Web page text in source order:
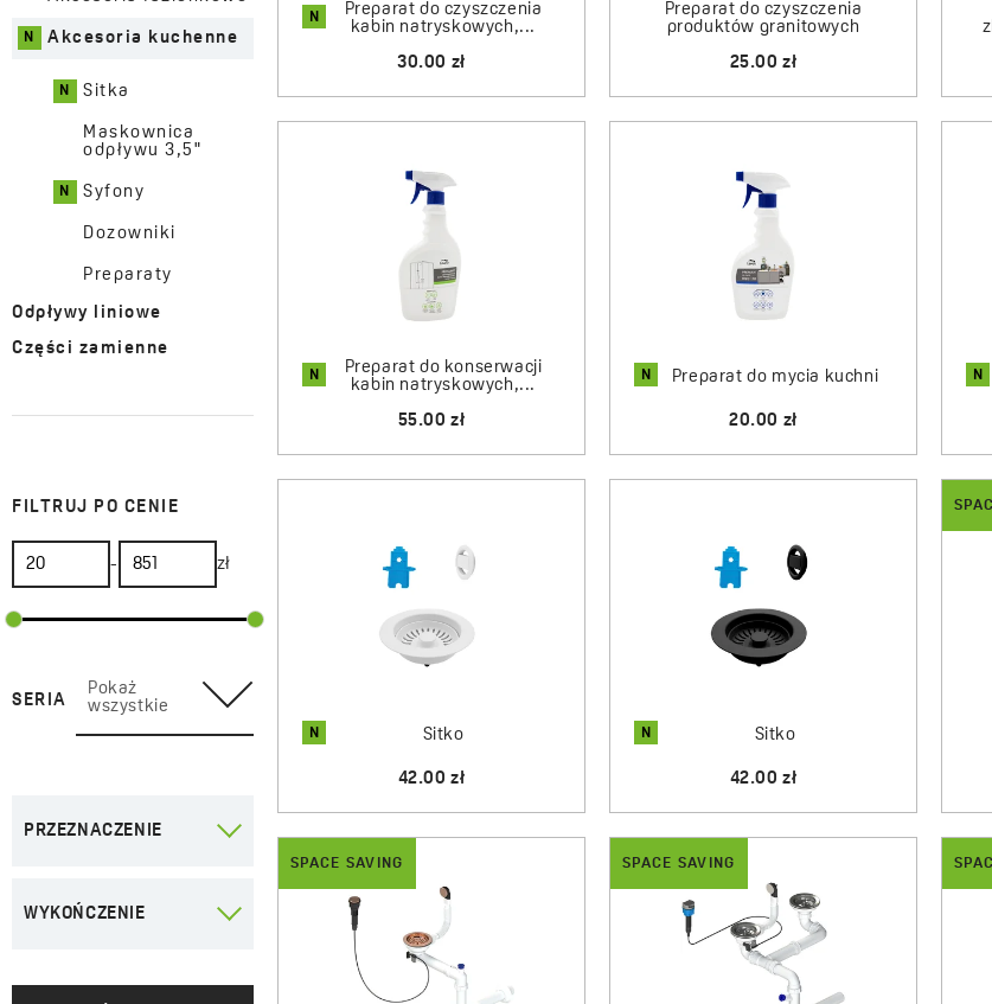
Akcesoria kuchenne
Sitka
Maskownica
odpływu 3,5"
Syfony
Dozowniki
Preparaty
Odpływy liniowe
Części zamienne
FILTRUJ PO CENIE
- zł
SERIA
Pokaż
wszystkie
PRZEZNACZENIE
WYKOŃCZENIE
N
Preparat do czyszczenia
kabin natryskowych,...
30.00 zł
Preparat do czyszczenia
produktów granitowych
25.00 zł
N
Preparat do konserwacji
kabin natryskowych,...
55.00 zł
N Preparat do mycia kuchni
20.00 zł
N
N Sitko
42.00 zł
N Sitko
42.00 zł
SPACE SAVING SPACE SAVING